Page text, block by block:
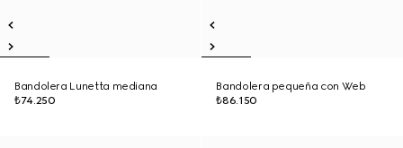
Bandolera Lunetta mediana
₺74.250
Bandolera pequeña con Web
₺86.150